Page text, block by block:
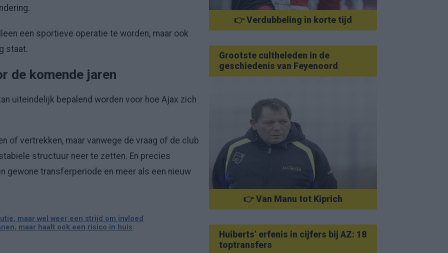
een sportieve operatie te worden, maar ook
staat.
de komende jaren
uiteindelijk bepalend worden voor hoe Ajax zich
of vertrekken, maar vanwege de vraag of de club
structuur neer te zetten. En precies
gewone transferperiode en meer als een nieuw
maar wel weer een strijd om invloed
maar haalt ook een risico in huis
👉 Verdubbeling in korte tijd
Grootste cultheleden in de
geschiedenis van Feyenoord
👉 Van Manu tot Kiprich
Huiberts’ erfenis in cijfers bij AZ: 18
toptransfers